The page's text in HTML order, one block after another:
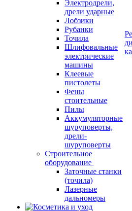
Электродрели,
дрели ударные
Лобзики
Рубанки
Точила
Шлифовальные
электрические
машины
Клеевые
пистолеты
Фены
стоительные
Пилы
Аккумуляторные
шуруповерты,
дрели-
шуруповерты
Строительное
оборудование
Заточные станки
(точила)
Лазерные
дальномеры